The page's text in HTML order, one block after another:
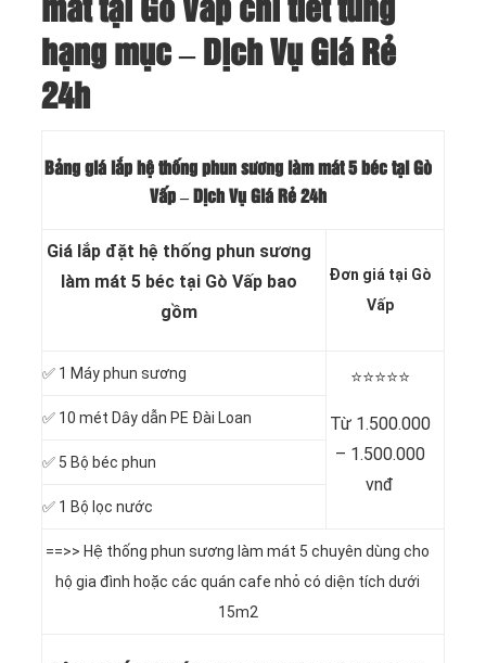
mát tại Gò Vấp chi tiết tùng
hạng mục – Dịch Vụ Giá Rẻ
24h
Bảng giá lắp hệ thống phun sương làm mát 5 béc tại Gò
Vấp – Dịch Vụ Giá Rẻ 24h
Giá lắp đặt hệ thống phun sương
làm mát 5 béc tại Gò Vấp bao
gồm
Đơn giá tại Gò
Vấp
✅ 1 Máy phun sương ⭐️⭐️⭐️⭐️⭐️
Từ 1.500.000
– 1.500.000
vnđ
✅ 10 mét Dây dẫn PE Đài Loan
✅ 5 Bộ béc phun
✅ 1 Bộ lọc nước
==>> Hệ thống phun sương làm mát 5 chuyên dùng cho
hộ gia đình hoặc các quán cafe nhỏ có diện tích dưới
15m2